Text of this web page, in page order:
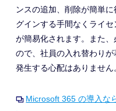
ンスの追加、削除が簡単
グインする手間なくライ
が簡易化されます。また
ので、社員の入れ替わり
発生する心配はありません
Microsoft 365 の導入な